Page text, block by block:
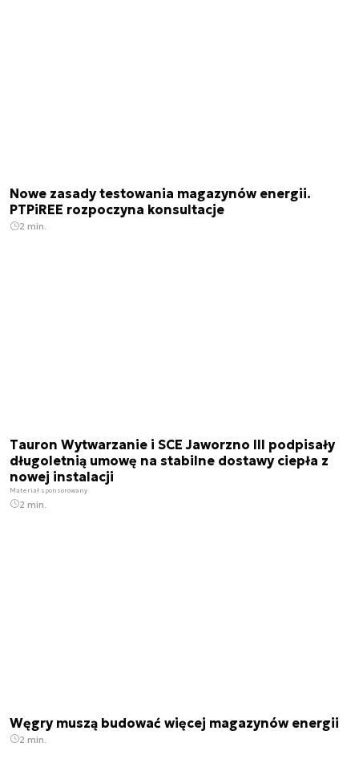
Nowe zasady testowania magazynów energii.
PTPiREE rozpoczyna konsultacje
2 min.
Tauron Wytwarzanie i SCE Jaworzno III podpisały
długoletnią umowę na stabilne dostawy ciepła z
nowej instalacji
Materiał sponsorowany
2 min.
Węgry muszą budować więcej magazynów energii
2 min.